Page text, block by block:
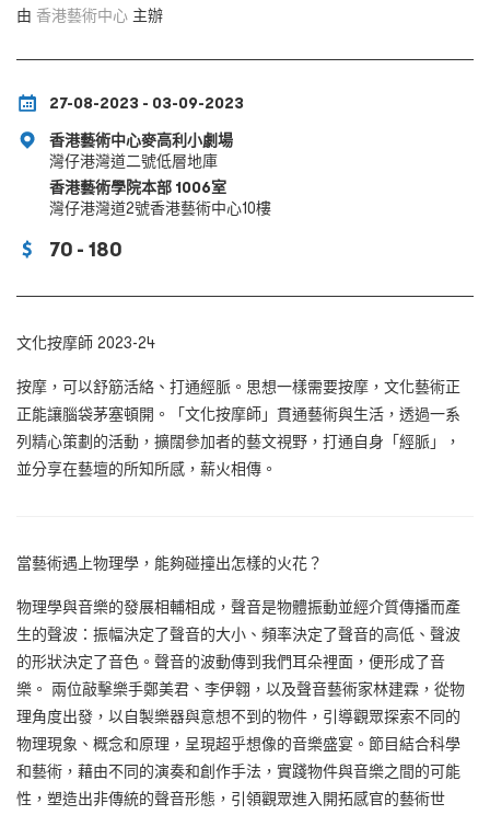
由 香港藝術中心 主辦
27-08-2023 - 03-09-2023
香港藝術中心麥高利小劇場
灣仔港灣道二號低層地庫
香港藝術學院本部 1006室
灣仔港灣道2號香港藝術中心10樓
70 - 180
文化按摩師 2023-24
按摩，可以舒筋活絡、打通經脈。思想一樣需要按摩，文化藝術正
正能讓腦袋茅塞頓開。「文化按摩師」貫通藝術與生活，透過一系
列精心策劃的活動，擴闊參加者的藝文視野，打通自身「經脈」，
並分享在藝壇的所知所感，薪火相傳。
當藝術遇上物理學，能夠碰撞出怎樣的火花？
物理學與音樂的發展相輔相成，聲音是物體振動並經介質傳播而產
生的聲波：振幅決定了聲音的大小、頻率決定了聲音的高低、聲波
的形狀決定了音色。聲音的波動傳到我們耳朵裡面，便形成了音
樂。 兩位敲擊樂手鄭美君、李伊翱，以及聲音藝術家林建霖，從物
理角度出發，以自製樂器與意想不到的物件，引導觀眾探索不同的
物理現象、概念和原理，呈現超乎想像的音樂盛宴。節目結合科學
和藝術，藉由不同的演奏和創作手法，實踐物件與音樂之間的可能
性，塑造出非傳統的聲音形態，引領觀眾進入開拓感官的藝術世